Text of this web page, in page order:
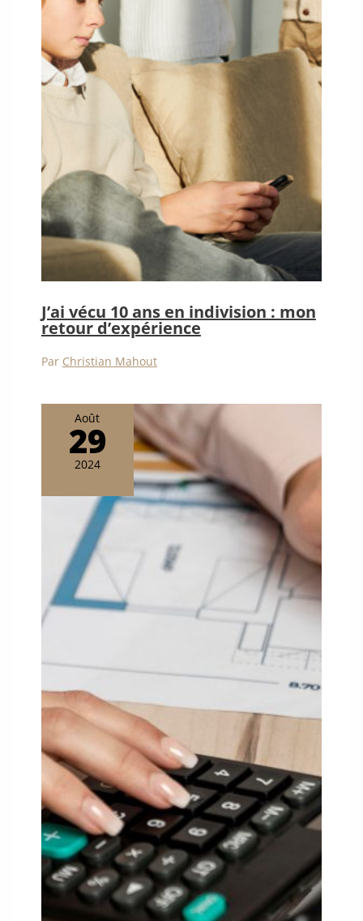
J’ai vécu 10 ans en indivision : mon
retour d’expérience
Par Christian Mahout
Août
29
2024